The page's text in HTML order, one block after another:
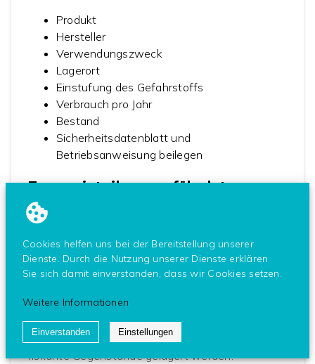
Produkt
Hersteller
Verwendungszweck
Lagerort
Einstufung des Gefahrstoffs
Verbrauch pro Jahr
Bestand
Sicherheitsdatenblatt und
Betriebsanweisung beilegen
Zoneneinteilung: gefährdete
Bereiche um den Schrank
Kommen wir zum Abschluss noch zur
Zoneneinteilung. Da selbst durch einen
Gefahrstoffschrank nicht jegliche Gefahr komplett
Sicherheitsabstand zu manchen Schränken
zu halten. In diesen Abständen bzw. Zonen
sollten dann
keine Zündquellen
riskante Gegenstände gelagert werden.
Cookies helfen uns bei der Bereitstellung unserer
Dienste. Durch die Nutzung unserer Dienste erklären
Sie sich damit einverstanden, dass wir Cookies setzen.
Weitere Informationen
Einverstanden Einstellungen